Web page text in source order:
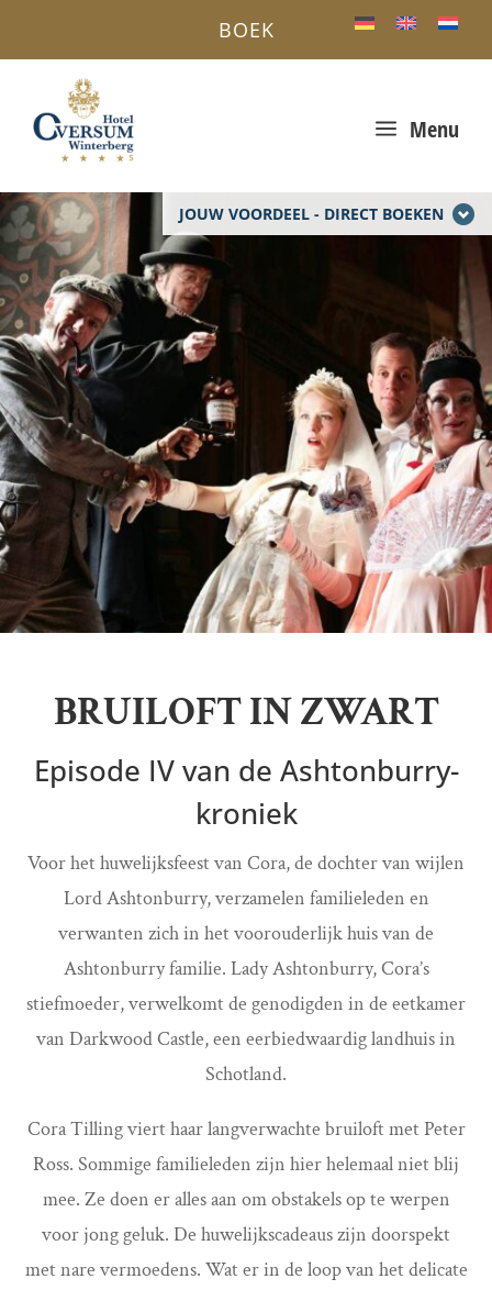
JOUW VOORDEEL - DIRECT BOEKEN
a Menu
BOEK
BRUILOFT IN ZWART
Episode IV van de Ashtonburry-
kroniek
Voor het huwelijksfeest van Cora, de dochter van wijlen
Lord Ashtonburry, verzamelen familieleden en
verwanten zich in het voorouderlijk huis van de
Ashtonburry familie. Lady Ashtonburry, Cora’s
stiefmoeder, verwelkomt de genodigden in de eetkamer
van Darkwood Castle, een eerbiedwaardig landhuis in
Schotland.
Cora Tilling viert haar langverwachte bruiloft met Peter
Ross. Sommige familieleden zijn hier helemaal niet blij
mee. Ze doen er alles aan om obstakels op te werpen
voor jong geluk. De huwelijkscadeaus zijn doorspekt
met nare vermoedens. Wat er in de loop van het delicate